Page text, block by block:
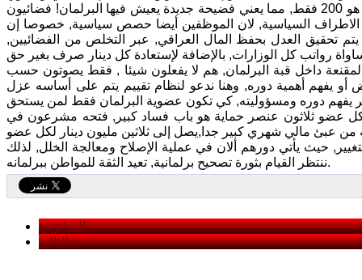
الأمر الثاني المهم , إن موظفي البرلمان بحدود2400 موظف مع ان العدد المطلوب هو 200 فقط, مما يعني فضيحة جديدة يعيش فيها البرلمان! فضائيون
السياسية, لان الموظفين أيضا حصص سياسية, خصوصا إن
تحقيق العدل بحفظ المال العراقي, عبر التخلص من الفضائيين,
المقنعة داخل قبة البرلمان, هم لا يفعلون شيئا , فقط يصوتون حسب
أو يفهم أهمية دوره, وهنا ندعو لنظام تقييم يتم على أساسه عزل
عضو ثلاثون عنصر حماية هو باب فساد كبير, فتحه مشرعون في
حيث يأتي دورهم ألان في عملية الإصلاح ومعالجة الخلل, لذلك
ننتظر القيام بثورة تصحيح برلمانية, تعيد الثقة للمواطن ببرلمانه.
< السابق
التالي >